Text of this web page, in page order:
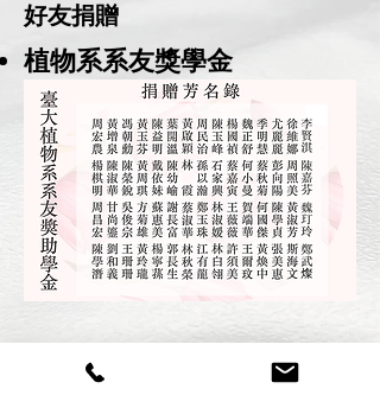
好友捐贈
植物系系友獎學金
​植物科學所專用款